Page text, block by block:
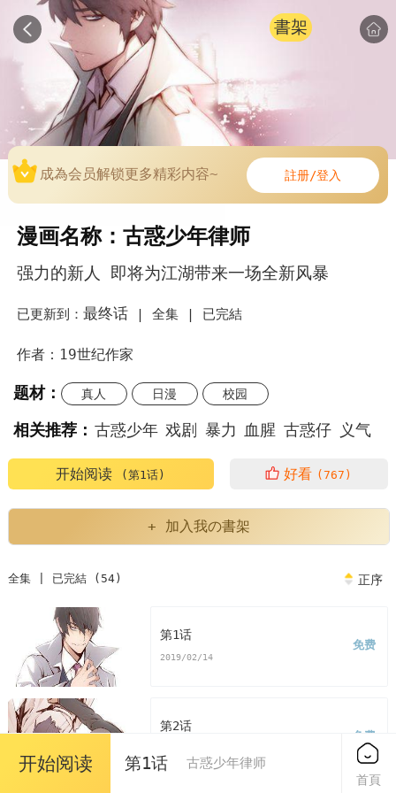
書架
成為会员解锁更多精彩内容~ 註册/登入
漫画名称：古惑少年律师
强力的新人 即将为江湖带来一场全新风暴
已更新到： 最终话| 全集 | 已完結
作者：19世纪作家
题材： 真人 日漫 校园
相关推荐： 古惑少年 戏剧 暴力 血腥 古惑仔 义气
热血江湖 风暴 动作 犯罪 古惑少年洪文定
古惑少年漫画免费观看
古惑少年激斗篇3
少年古惑仔电影系列 我想看少年古惑仔
韩漫古惑少年洪文定
古惑少年漫画免费
开始阅读 (第1话) 好看 (767)
+ 加入我の書架
全集 | 已完結 (54) 正序
第1话
2019/02/14
免费
第2话
免费
开始阅读 第1话 古惑少年律师
首頁